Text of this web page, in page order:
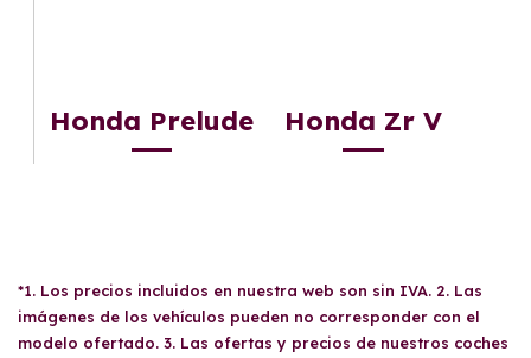
Honda Prelude Honda Zr V
*1. Los precios incluidos en nuestra web son sin IVA. 2. Las
imágenes de los vehículos pueden no corresponder con el
modelo ofertado. 3. Las ofertas y precios de nuestros coches